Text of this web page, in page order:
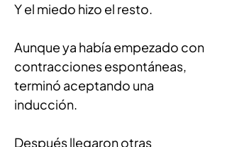
Y el miedo hizo el resto.
Aunque ya había empezado con
contracciones espontáneas,
terminó aceptando una
inducción.
Después llegaron otras